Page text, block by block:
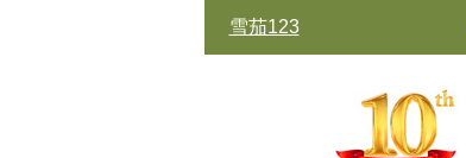
雪茄123